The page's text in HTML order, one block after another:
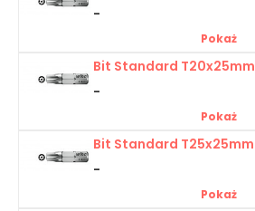
-
Pokaż
Bit Standard T20x25mm
-
Pokaż
Bit Standard T25x25mm
-
Pokaż